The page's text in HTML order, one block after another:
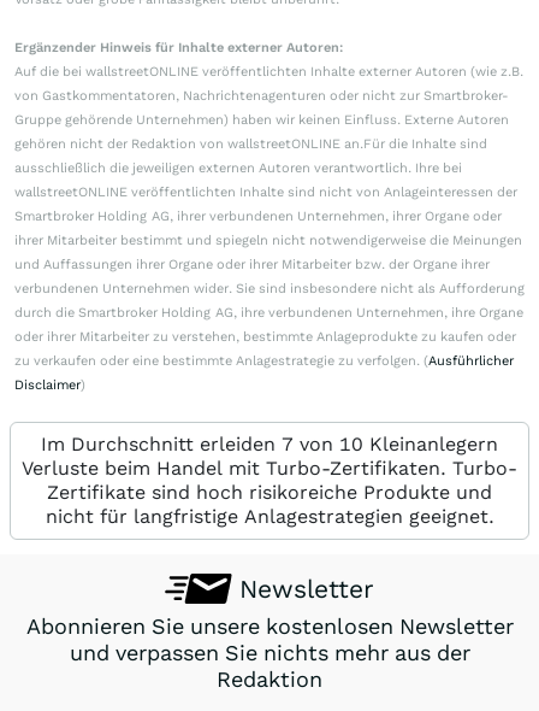
Ergänzender Hinweis für Inhalte externer Autoren:
Auf die bei wallstreetONLINE veröffentlichten Inhalte externer Autoren (wie z.B.
von Gastkommentatoren, Nachrichtenagenturen oder nicht zur Smartbroker-
Gruppe gehörende Unternehmen) haben wir keinen Einfluss. Externe Autoren
gehören nicht der Redaktion von wallstreetONLINE an.Für die Inhalte sind
ausschließlich die jeweiligen externen Autoren verantwortlich. Ihre bei
wallstreetONLINE veröffentlichten Inhalte sind nicht von Anlageinteressen der
Smartbroker Holding AG, ihrer verbundenen Unternehmen, ihrer Organe oder
ihrer Mitarbeiter bestimmt und spiegeln nicht notwendigerweise die Meinungen
und Auffassungen ihrer Organe oder ihrer Mitarbeiter bzw. der Organe ihrer
verbundenen Unternehmen wider. Sie sind insbesondere nicht als Aufforderung
durch die Smartbroker Holding AG, ihre verbundenen Unternehmen, ihre Organe
oder ihrer Mitarbeiter zu verstehen, bestimmte Anlageprodukte zu kaufen oder
zu verkaufen oder eine bestimmte Anlagestrategie zu verfolgen. (Ausführlicher
Disclaimer)
Im Durchschnitt erleiden 7 von 10 Kleinanlegern
Verluste beim Handel mit Turbo-Zertifikaten. Turbo-
Zertifikate sind hoch risikoreiche Produkte und
nicht für langfristige Anlagestrategien geeignet.
Newsletter
Abonnieren Sie unsere kostenlosen Newsletter
und verpassen Sie nichts mehr aus der
Redaktion